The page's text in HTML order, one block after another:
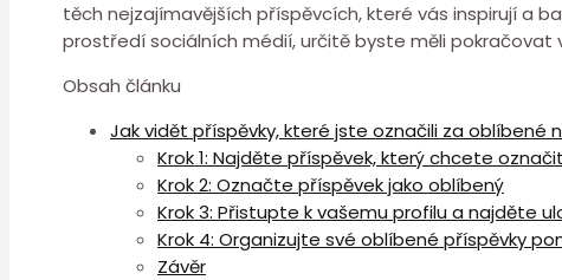
těch nejzajímavějších příspěvcích, které vás inspirují a
prostředí sociálních médií, určitě byste měli pokračovat
Obsah článku
Jak vidět příspěvky, které jste označili za oblíbené
Krok 1: Najděte příspěvek, který chcete
Krok 2: Označte příspěvek jako oblíbený
Krok 3: Přistupte k vašemu profilu a najděte
Krok 4: Organizujte své oblíbené příspěvky
Závěr